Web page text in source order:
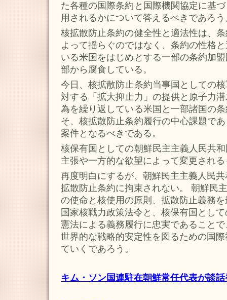
た各種の国際条約と国際機関協定に基
用されるかについて答えるべきであろう
核拡散防止条約の健全性と適法性は、
よって揺らぐのではなく、条約の性格
いる米国をはじめとする一部の条約加
部から腐食している。
今日、核拡散防止条約当事国としての
対する「拡大抑止力」の提供と原子力
為を繰り返している米国と一部諸国の
そ、核拡散防止条約履行の中心課題で
案件となるべきである。
核保有国としての朝鮮民主主義人民共
主張や一方的な欲望によって変更され
再度明白にするが、朝鮮民主主義人民
拡散防止条約に拘束されない。 朝鮮民
の使命と核使用の原則、拡散防止義務
国家核戦力政策法令と、核保有国とし
憲法による義務履行に忠実であること
世界的な戦略的安定性を図るための国
ていくであろう。
キム・ソン国連駐在朝鮮常任代表が談